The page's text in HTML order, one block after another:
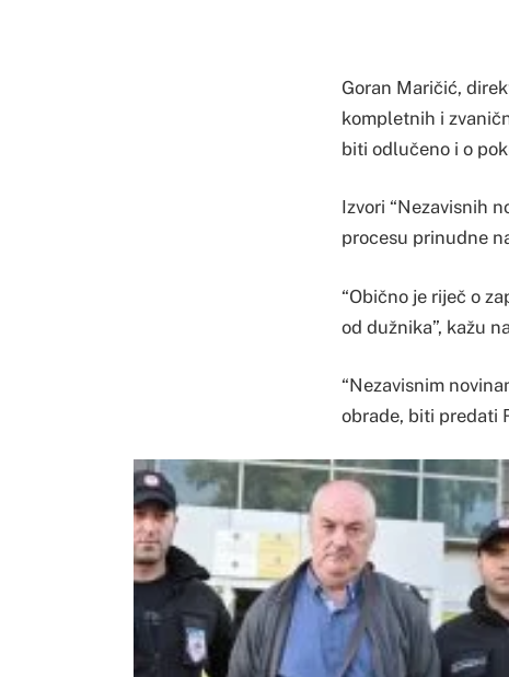
Goran Maričić,
kompletnih i
biti odlučeno i o
Izvori “Nezavisnih
procesu prinudne
“Obično je riječ o
od dužnika”, kažu
“Nezavisnim
obrade, biti predati